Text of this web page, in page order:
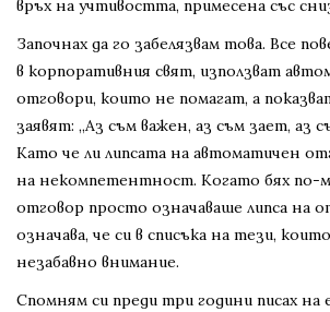
връх на учтивостта, примесена със
Започнах да го забелязвам това. Все
в корпоративния свят, използват
отговори, които не помагат, а
заявят: „Аз съм важен, аз съм зает, аз
Като че ли липсата на автоматичен
на некомпетентност. Когато бях по-
отговор просто означаваше липса на
означава, че си в списъка на тези,
незабавно внимание.
Спомням си преди три години писах на